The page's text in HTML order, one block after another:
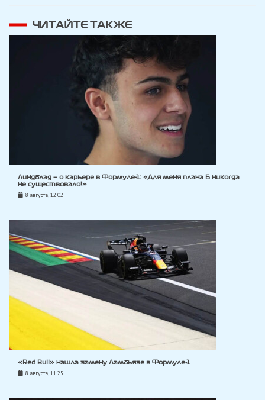
ЧИТАЙТЕ ТАКЖЕ
Линдблад — о карьере в Формуле-1: «Для меня плана Б никогда
не существовало!»
8 августа, 12:02
«Red Bull» нашла замену Ламбьязе в Формуле-1
8 августа, 11:25